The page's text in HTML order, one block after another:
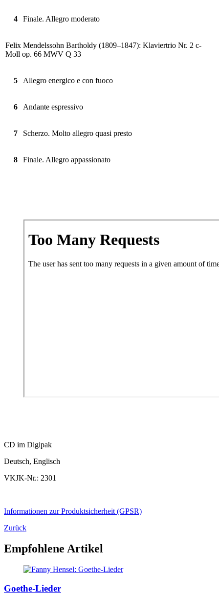
4 Finale. Allegro moderato
Felix Mendelssohn Bartholdy (1809–1847): Klaviertrio Nr. 2 c-
Moll op. 66 MWV Q 33
5 Allegro energico e con fuoco
6 Andante espressivo
7 Scherzo. Molto allegro quasi presto
8 Finale. Allegro appassionato
CD im Digipak
Deutsch, Englisch
VKJK-Nr.: 2301
Informationen zur Produktsicherheit (GPSR)
Zurück
Empfohlene Artikel
Goethe-Lieder